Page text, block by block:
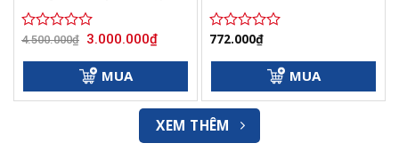
Được
5
4.500.000₫ Giá
là:
4.500.000₫.
3.000.000₫Giá
hiện
tại
MUA
Được
5
sao
772.000₫
MUA
XEM THÊM